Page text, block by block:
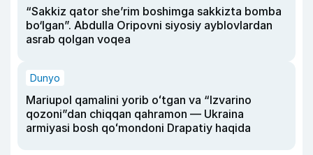
“Sakkiz qator she’rim boshimga sakkizta bomba
bo‘lgan”. Abdulla Oripovni siyosiy ayblovlardan
asrab qolgan voqea
Dunyo
Mariupol qamalini yorib oʻtgan va “Izvarino
qozoni”dan chiqqan qahramon — Ukraina
armiyasi bosh qoʻmondoni Drapatiy haqida